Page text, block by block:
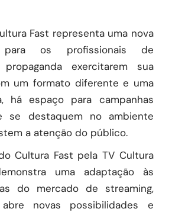
Fast representa uma nova
para os profissionais de
exercitarem sua
um formato diferente e uma
há espaço para campanhas
se destaquem no ambiente
a atenção do público.
Cultura Fast pela TV Cultura
uma adaptação às
do mercado de streaming,
novas possibilidades e